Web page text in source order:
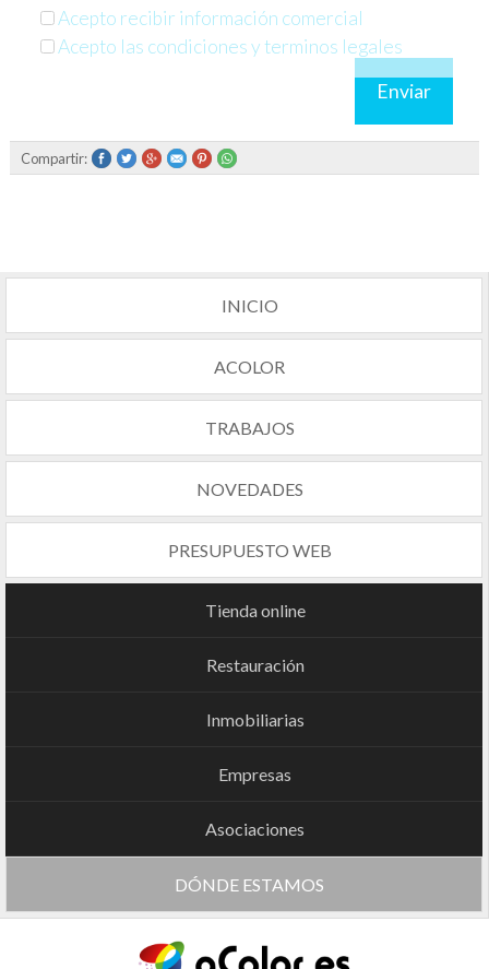
Acepto recibir información comercial
Acepto las condiciones y terminos legales
Enviar
Compartir:
INICIO
ACOLOR
TRABAJOS
NOVEDADES
PRESUPUESTO WEB
Tienda online
Restauración
Inmobiliarias
Empresas
Asociaciones
DÓNDE ESTAMOS